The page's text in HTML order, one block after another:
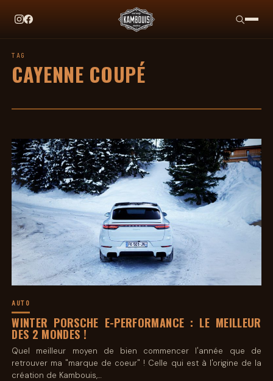
TAG HEUER X TEAM IKUZAWA : LE COME-BACK
TAG
CAYENNE COUPÉ
AUTO
WINTER PORSCHE E-PERFORMANCE : LE MEILLEUR
DES 2 MONDES !
Quel meilleur moyen de bien commencer l'année que de
retrouver ma "marque de coeur" ! Celle qui est à l'origine de la
création de Kambouis,…